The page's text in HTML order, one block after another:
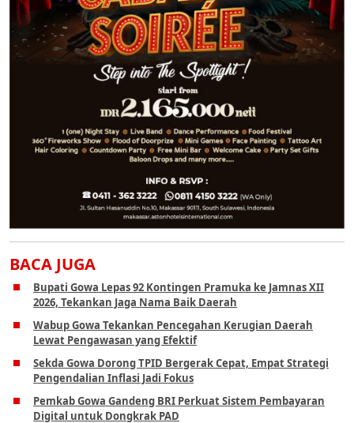
BACA JUGA
Bupati Gowa Lepas 92 Kontingen Pramuka ke Jamnas XII
2026, Tekankan Jaga Nama Baik Daerah
Wabup Gowa Tekankan Pencegahan Kerugian Daerah
Lewat Pengawasan yang Efektif
Sekda Gowa Dorong TPID Bergerak Cepat, Empat Strategi
Pengendalian Inflasi Jadi Fokus
Pemkab Gowa Gandeng BRI Perkuat Sistem Pembayaran
Digital untuk Dongkrak PAD